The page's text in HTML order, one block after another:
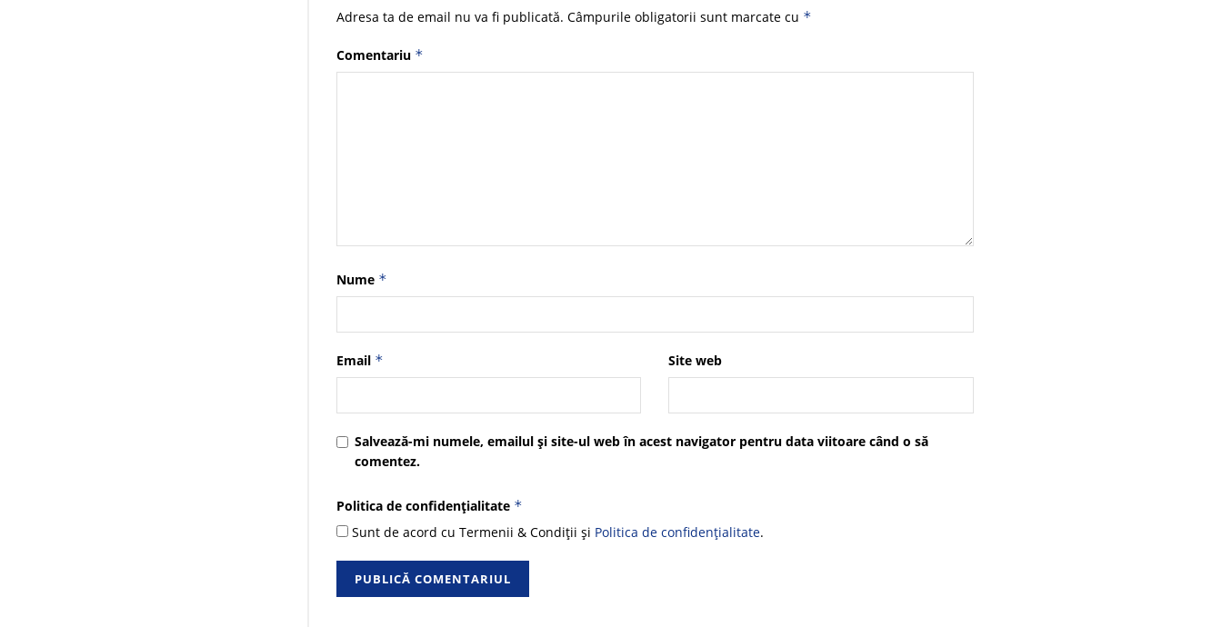
Adresa ta de email nu va fi publicată. Câmpurile obligatorii sunt marcate cu *
Comentariu *
Nume *
Email * Site web
Salvează-mi numele, emailul și site-ul web în acest navigator pentru data viitoare când o să
comentez.
Politica de confidențialitate *
Sunt de acord cu Termenii & Condiții și Politica de confidențialitate.